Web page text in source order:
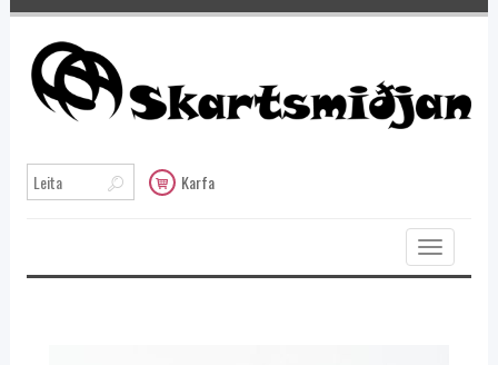
Karfa
Toggle
navigation